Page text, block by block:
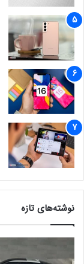
نوشته‌های تازه